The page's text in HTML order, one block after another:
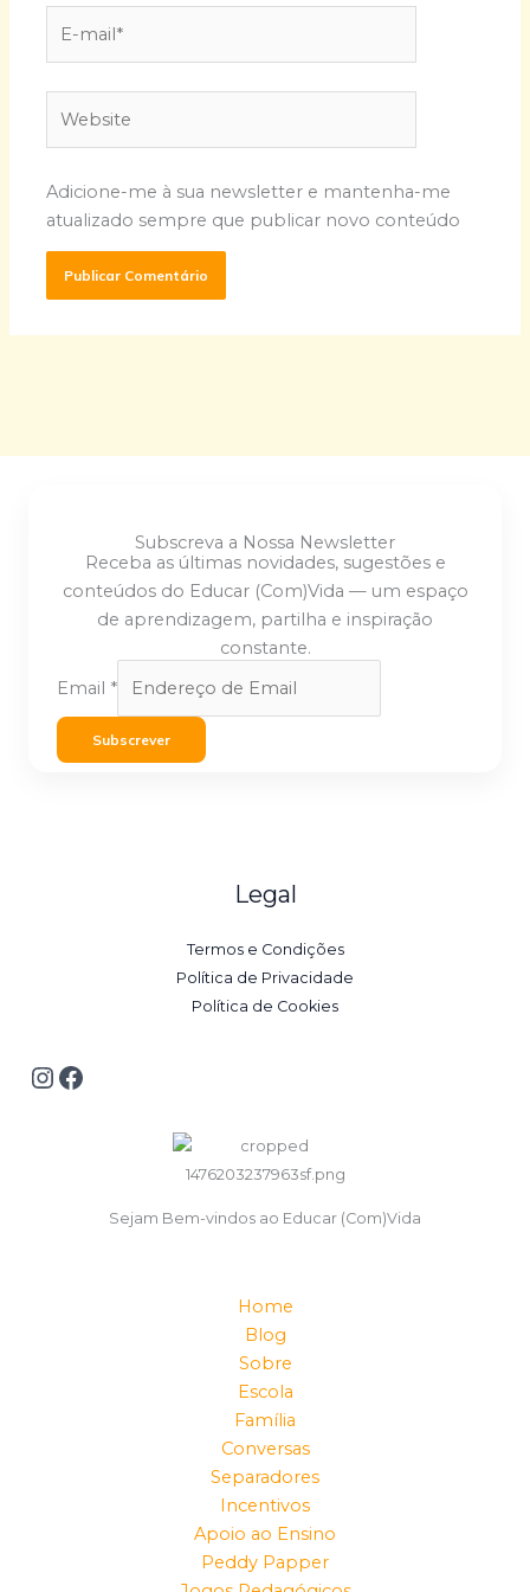
mail*
Adicione-me à sua newsletter e mantenha-me
atualizado sempre que publicar novo conteúdo
Subscreva a Nossa Newsletter
Receba as últimas novidades, sugestões e
conteúdos do Educar (Com)Vida — um espaço
de aprendizagem, partilha e inspiração
constante.
Email *
Subscrever
Legal
Termos e Condições
Política de Privacidade
Política de Cookies
Sejam Bem-vindos ao Educar (Com)Vida
Home
Blog
Sobre
Escola
Família
Conversas
Separadores
Incentivos
Apoio ao Ensino
Peddy Papper